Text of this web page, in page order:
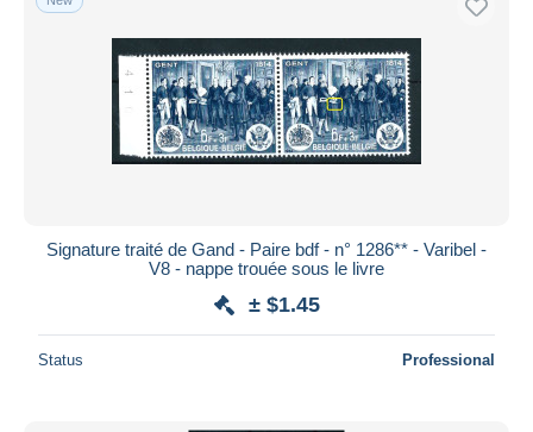
Signature traité de Gand - Paire bdf - n° 1286** - Varibel -
V8 - nappe trouée sous le livre
± $1.45
Status Professional